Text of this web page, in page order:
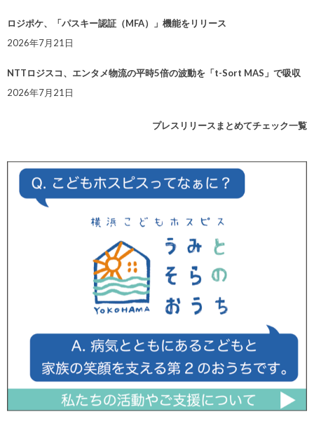
ロジポケ、「パスキー認証（MFA）」機能をリリース
2026年7月21日
NTTロジスコ、エンタメ物流の平時5倍の波動を「t-Sort MAS」で吸収
2026年7月21日
プレスリリースまとめてチェック一覧